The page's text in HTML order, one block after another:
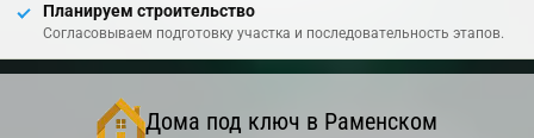
Планируем строительство
Согласовываем подготовку участка и последовательность этапов.
Дома под ключ в Раменском